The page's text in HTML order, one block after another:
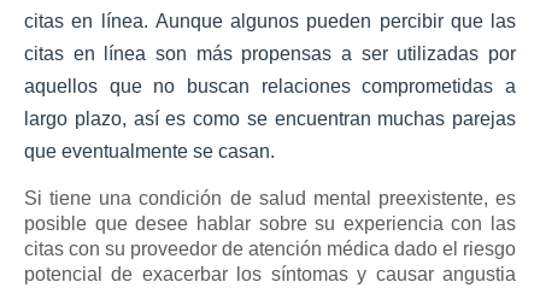
citas en línea. Aunque algunos pueden percibir que las
citas en línea son más propensas a ser utilizadas por
aquellos que no buscan relaciones comprometidas a
largo plazo, así es como se encuentran muchas parejas
que eventualmente se casan.
Si tiene una condición de salud mental preexistente, es
posible que desee hablar sobre su experiencia con las
citas con su proveedor de atención médica dado el riesgo
potencial de exacerbar los síntomas y causar angustia